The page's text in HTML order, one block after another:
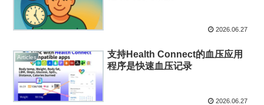
2026.06.27
Articles
支持Health Connect的血压应用
程序是快速血压记录
2026.06.27